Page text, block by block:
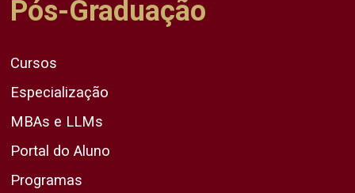
Pós-Graduação
Cursos
Especialização
MBAs e LLMs
Portal do Aluno
Programas